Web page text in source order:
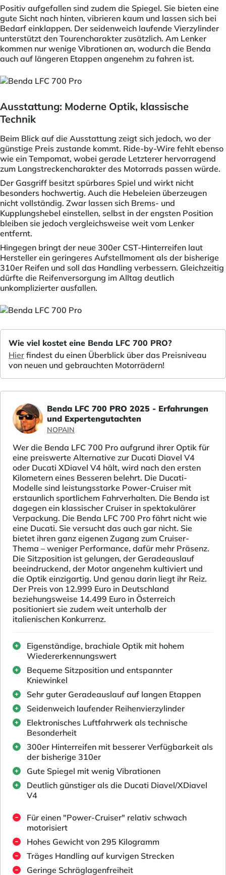
Positiv aufgefallen sind zudem die Spiegel. Sie bieten eine
gute Sicht nach hinten, vibrieren kaum und lassen sich bei
Bedarf einklappen. Der seidenweich laufende Vierzylinder
unterstützt den Tourencharakter zusätzlich. Am Lenker
kommen nur wenige Vibrationen an, wodurch die Benda
auch auf längeren Etappen angenehm zu fahren ist.
Ausstattung: Moderne Optik, klassische
Technik
Beim Blick auf die Ausstattung zeigt sich jedoch, wo der
günstige Preis zustande kommt. Ride-by-Wire fehlt ebenso
wie ein Tempomat, wobei gerade Letzterer hervorragend
zum Langstreckencharakter des Motorrads passen würde.
Der Gasgriff besitzt spürbares Spiel und wirkt nicht
besonders hochwertig. Auch die Hebeleien überzeugen
nicht vollständig. Zwar lassen sich Brems- und
Kupplungshebel einstellen, selbst in der engsten Position
bleiben sie jedoch vergleichsweise weit vom Lenker
entfernt.
Hingegen bringt der neue 300er CST-Hinterreifen laut
Hersteller ein geringeres Aufstellmoment als der bisherige
310er Reifen und soll das Handling verbessern. Gleichzeitig
dürfte die Reifenversorgung im Alltag deutlich
unkomplizierter ausfallen.
Wie viel kostet eine Benda LFC 700 PRO?
Hier findest du einen Überblick über das Preisniveau
von neuen und gebrauchten Motorrädern!
Benda LFC 700 PRO 2025 - Erfahrungen
und Expertengutachten
NOPAIN
Wer die Benda LFC 700 Pro aufgrund ihrer Optik für
eine preiswerte Alternative zur Ducati Diavel V4
oder Ducati XDiavel V4 hält, wird nach den ersten
Kilometern eines Besseren belehrt. Die Ducati-
Modelle sind leistungsstarke Power-Cruiser mit
erstaunlich sportlichem Fahrverhalten. Die Benda ist
dagegen ein klassischer Cruiser in spektakulärer
Verpackung. Die Benda LFC 700 Pro fährt nicht wie
eine Ducati. Sie versucht das auch gar nicht. Sie
bietet ihren ganz eigenen Zugang zum Cruiser-
Thema – weniger Performance, dafür mehr Präsenz.
Die Sitzposition ist gelungen, der Geradeauslauf
beeindruckend, der Motor angenehm kultiviert und
die Optik einzigartig. Und genau darin liegt ihr Reiz.
Der Preis von 12.999 Euro in Deutschland
beziehungsweise 14.499 Euro in Österreich
positioniert sie zudem weit unterhalb der
italienischen Konkurrenz.
Eigenständige, brachiale Optik mit hohem
Wiedererkennungswert
Bequeme Sitzposition und entspannter
Kniewinkel
Sehr guter Geradeauslauf auf langen Etappen
Seidenweich laufender Reihenvierzylinder
Elektronisches Luftfahrwerk als technische
Besonderheit
300er Hinterreifen mit besserer Verfügbarkeit als
der bisherige 310er
Gute Spiegel mit wenig Vibrationen
Deutlich günstiger als die Ducati Diavel/XDiavel
V4
Für einen "Power-Cruiser" relativ schwach
motorisiert
Hohes Gewicht von 295 Kilogramm
Träges Handling auf kurvigen Strecken
Geringe Schräglagenfreiheit